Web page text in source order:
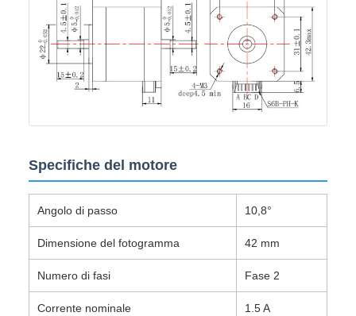
Specifiche del motore
Angolo di passo 10,8°
Dimensione del fotogramma 42 mm
Numero di fasi Fase 2
Corrente nominale 1.5 A